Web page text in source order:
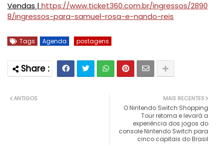
Vendas | https://www.ticket360.com.br/ingressos/2890
8/ingressos-para-samuel-rosa-e-nando-reis
Tags Agenda postagens
MAIS RECENTES
O Nintendo Switch Shopping
Tour retorna e levará a
experiência dos jogos do
console Nintendo Switch para
cinco capitais do Brasil
ANTIGOS